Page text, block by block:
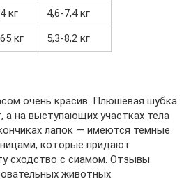
кг
4,6-7,4 кг
кг 5,3-8,2 кг
очень красив. Плюшевая шубка
а на выступающих участках тела
лапок — имеются темные
которые придают
сходство с сиамом. Отзывы
животных